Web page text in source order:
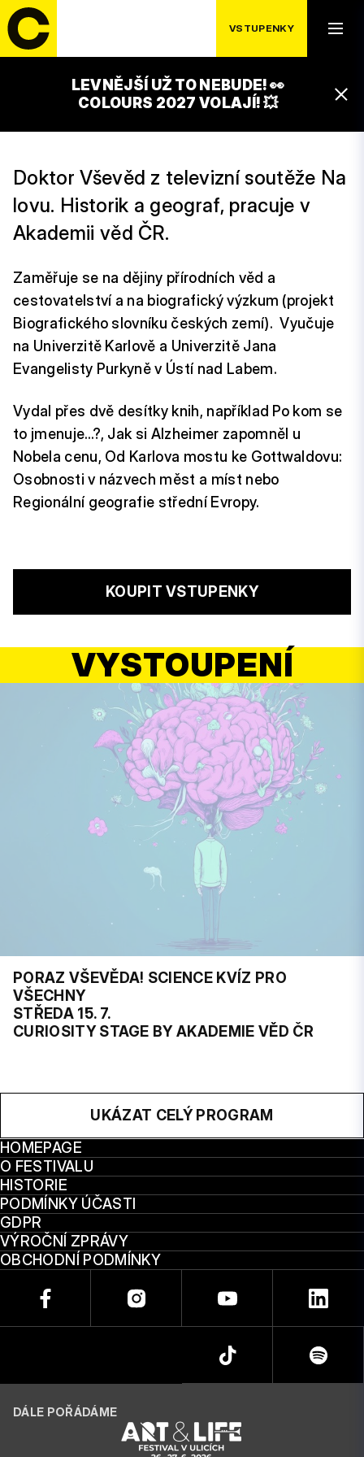
VSTUPENKY
LEVNĚJŠÍ UŽ TO NEBUDE! 👀
COLOURS 2027 VOLAJÍ! 💥
JIŘÍ MARTÍNEK
Doktor Vševěd z televizní soutěže Na
lovu. Historik a geograf, pracuje v
Akademii věd ČR.
Zaměřuje se na dějiny přírodních věd a
cestovatelství a na biografický výzkum (projekt
Biografického slovníku českých zemí). Vyučuje
na Univerzitě Karlově a Univerzitě Jana
Evangelisty Purkyně v Ústí nad Labem.
Vydal přes dvě desítky knih, například Po kom se
to jmenuje…?, Jak si Alzheimer zapomněl u
Nobela cenu, Od Karlova mostu ke Gottwaldovu:
Osobnosti v názvech měst a míst nebo
Regionální geografie střední Evropy.
KOUPIT VSTUPENKY
VYSTOUPENÍ
PORAZ VŠEVĚDA! SCIENCE KVÍZ PRO
VŠECHNY
STŘEDA 15. 7.
CURIOSITY STAGE BY AKADEMIE VĚD ČR
UKÁZAT CELÝ PROGRAM
HOMEPAGE
O FESTIVALU
HISTORIE
PODMÍNKY ÚČASTI
GDPR
VÝROČNÍ ZPRÁVY
OBCHODNÍ PODMÍNKY
DÁLE POŘÁDÁME